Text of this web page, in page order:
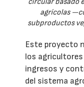
agrícolas
subproductos
Este proyecto
los
ingresos y
del sistema